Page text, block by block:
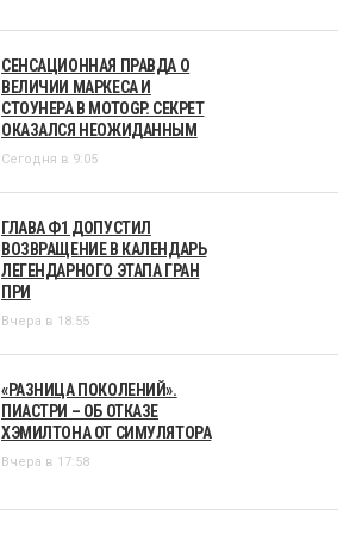
СЕНСАЦИОННАЯ ПРАВДА О
ВЕЛИЧИИ МАРКЕСА И
СТОУНЕРА В MOTOGP. СЕКРЕТ
ОКАЗАЛСЯ НЕОЖИДАННЫМ
Сегодня в 9:05
ГЛАВА Ф1 ДОПУСТИЛ
ВОЗВРАЩЕНИЕ В КАЛЕНДАРЬ
ЛЕГЕНДАРНОГО ЭТАПА ГРАН
ПРИ
Вчера в 18:55
«РАЗНИЦА ПОКОЛЕНИЙ».
ПИАСТРИ – ОБ ОТКАЗЕ
ХЭМИЛТОНА ОТ СИМУЛЯТОРА
Вчера в 17:58